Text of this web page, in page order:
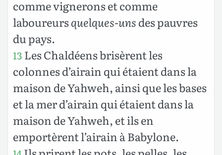
comme vignerons et comme
laboureursquelques-unsdes pauvres
du pays.
13 Les Chaldéens brisèrent les
colonnes d’airain qui étaient dans la
maison de Yahweh, ainsi que les bases
et la mer d’airain qui étaient dans la
maison de Yahweh, et ils en
emportèrent l’airain à Babylone.